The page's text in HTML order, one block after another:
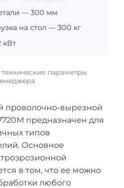
— 300 мм
на стол — 300 кг
кВт
параметры
проволочно-вырезной
предназначен для
типов
Основное
в том, что ее можно
любого